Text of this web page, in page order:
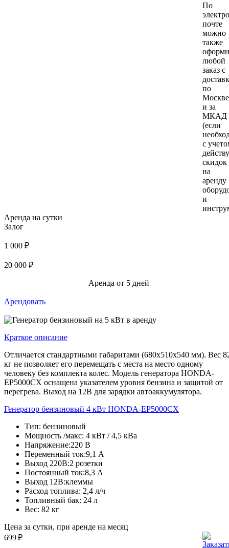
По
почте
можно
также
любой
заказ с
по
Москве
и за
МКАД
(если
с
скидок
на
аренду
и
Аренда на сутки
Залог
1 000 ₽
20 000 ₽
Аренда от 5 дней
Арендовать
Краткое описание
Отличается стандартными габаритами (680х510х540 мм). Вес
кг не позволяет его перемещать с места на место одному
человеку без комплекта колес. Модель генератора HONDA-
EP5000CX оснащена указателем уровня бензина и защитой от
перегрева. Выход на 12В для зарядки автоаккумулятора.
Генератор бензиновый 4 кВт HONDA-EP5000CX
Тип: бензиновый
Мощность /макс: 4 кВт / 4,5 кВа
Напряжение:220 В
Переменный ток:9,1 А
Выход 220В:2 розетки
Постоянный ток:8,3 А
Выход 12В:клеммы
Расход топлива: 2,4 л/ч
Топливный бак: 24 л
Вес: 82 кг
Цена за сутки, при аренде на месяц
699₽